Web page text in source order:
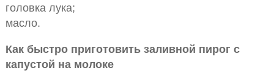
головка лука;
масло.
Как быстро приготовить заливной пирог с
капустой на молоке